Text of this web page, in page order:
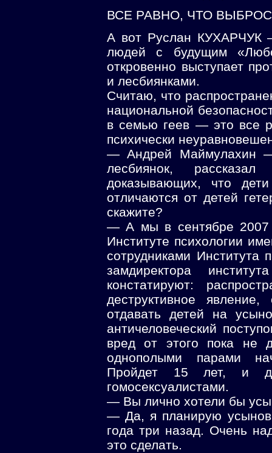
ВСЕ РАВНО, ЧТО
А вот Руслан КУХАРЧУК
людей с будущим
откровенно выступает
и лесбиянками.
Считаю, что
национальной
в семью геев — это все
психически
— Андрей Маймулахин —
лесбиянок,
доказывающих, что
отличаются от детей
скажите?
— А мы в сентябре 2007
Институте психологии
сотрудниками
замдиректора
констатируют:
деструктивное
отдавать детей на
античеловеческий
вред от этого пока не
однополыми парами
Пройдет 15 лет, и
гомосексуалистами.
— Вы лично хотели бы
— Да, я планирую
года три назад. Очень
это сделать.